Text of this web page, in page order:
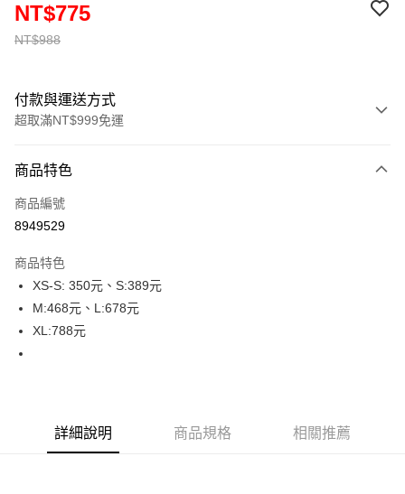
NT$988
NT$775
付款與運送方式
超取滿NT$999免運
信用卡一次付款
超商取貨付款
Apple Pay
街口支付
商品特色
商品編號
8949529
商品特色
XS-S: 350元、S:389元
M:468元、L:678元
XL:788元
詳細說明 商品規格 相關推薦